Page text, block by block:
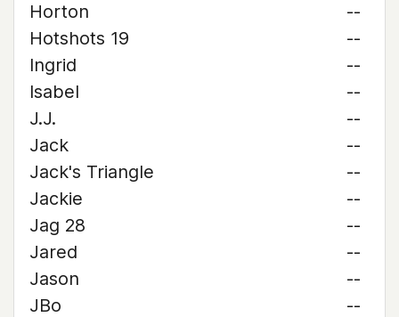
Horton
--
Hotshots 19
--
Ingrid
--
Isabel
--
J.J.
--
Jack
--
Jack's Triangle
--
Jackie
--
Jag 28
--
Jared
--
Jason
--
JBo
--